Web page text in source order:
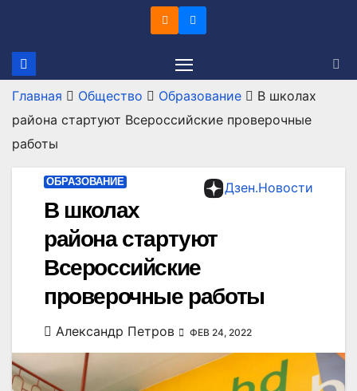
содержимому
Главная Общество Образование
В школах
района стартуют Всероссийские проверочные
работы
Дзен.Новости
ОБРАЗОВАНИЕ
В школах
района стартуют
Всероссийские
проверочные работы
Александр Петров ФЕВ 24, 2022